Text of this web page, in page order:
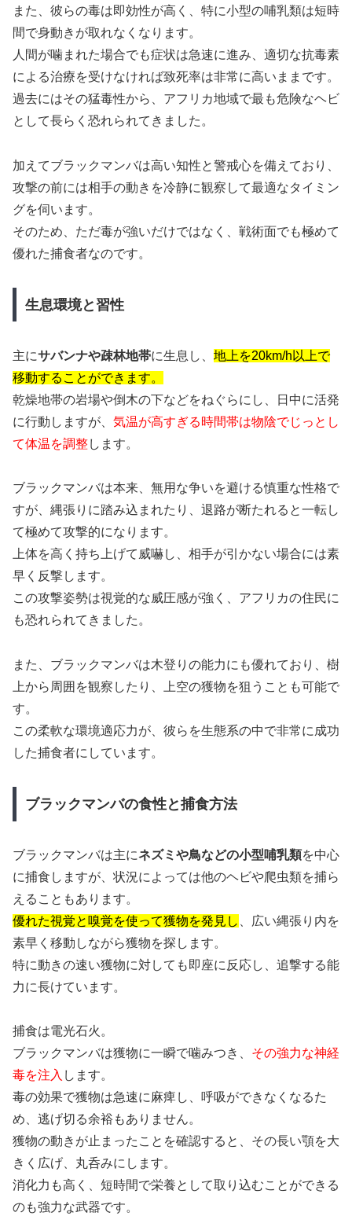
また、彼らの毒は即効性が高く、特に小型の哺乳類は短時
間で身動きが取れなくなります。
人間が噛まれた場合でも症状は急速に進み、適切な抗毒素
による治療を受けなければ致死率は非常に高いままです。
過去にはその猛毒性から、アフリカ地域で最も危険なヘビ
として長らく恐れられてきました。
加えてブラックマンバは高い知性と警戒心を備えており、
攻撃の前には相手の動きを冷静に観察して最適なタイミン
グを伺います。
そのため、ただ毒が強いだけではなく、戦術面でも極めて
優れた捕食者なのです。
生息環境と習性
主にサバンナや疎林地帯に生息し、 地上を20km/h以上で
移動することができます。
乾燥地帯の岩場や倒木の下などをねぐらにし、日中に活発
に行動しますが、 気温が高すぎる時間帯は物陰でじっとし
て体温を調整します。
ブラックマンバは本来、無用な争いを避ける慎重な性格で
すが、縄張りに踏み込まれたり、退路が断たれると一転し
て極めて攻撃的になります。
上体を高く持ち上げて威嚇し、相手が引かない場合には素
早く反撃します。
この攻撃姿勢は視覚的な威圧感が強く、アフリカの住民に
も恐れられてきました。
また、ブラックマンバは木登りの能力にも優れており、樹
上から周囲を観察したり、上空の獲物を狙うことも可能で
す。
この柔軟な環境適応力が、彼らを生態系の中で非常に成功
した捕食者にしています。
ブラックマンバの食性と捕食方法
ブラックマンバは主にネズミや鳥などの小型哺乳類を中心
に捕食しますが、状況によっては他のヘビや爬虫類を捕ら
えることもあります。
優れた視覚と嗅覚を使って獲物を発見し
、広い縄張り内を
素早く移動しながら獲物を探します。
特に動きの速い獲物に対しても即座に反応し、追撃する能
力に長けています。
捕食は電光石火。
ブラックマンバは獲物に一瞬で噛みつき、 その強力な神経
毒を注入 します。
毒の効果で獲物は急速に麻痺し、呼吸ができなくなるた
め、逃げ切る余裕もありません。
獲物の動きが止まったことを確認すると、その長い顎を大
きく広げ、丸呑みにします。
消化力も高く、短時間で栄養として取り込むことができる
のも強力な武器です。